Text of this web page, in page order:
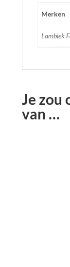
Merken
Lambiek
Je zou
van …